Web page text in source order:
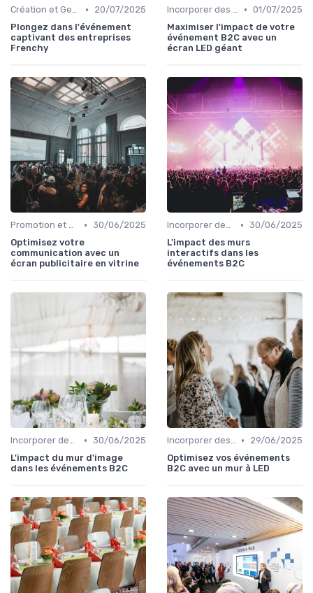
Création et Gestion d'un Événement B2C •
20/07/2025
Plongez dans l'événement
captivant des entreprises
Frenchy
Incorporer des Expériences Innovantes • 01/07/2025
Maximiser l'impact de votre
événement B2C avec un
écran LED géant
Promotion et Communication de l'Événement • 30/06/2025
Optimisez votre
communication avec un
écran publicitaire en vitrine
Incorporer des Expériences Innovantes • 30/06/2025
L'impact des murs
interactifs dans les
événements B2C
Incorporer des Expériences Innovantes • 30/06/2025
L'impact du mur d'image
dans les événements B2C
Incorporer des Expériences Innovantes •
29/06/2025
Optimisez vos événements
B2C avec un mur à LED